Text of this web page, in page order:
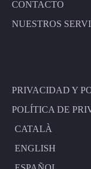
CONTACTO
NUESTROS
PRIVACIDAD Y
POLÍTICA DE
CATALÀ
ENGLISH